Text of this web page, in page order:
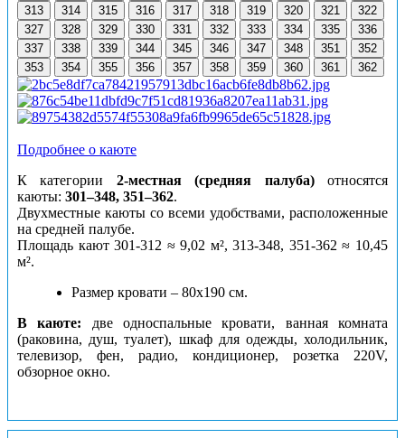
313
314 315 316 317 318 319 320 321
322
327
328 329 330 331 332 333 334 335
336
337
338 339 344 345 346 347 348 351
352
353
354 355 356 357 358 359 360 361 362
Подробнее о каюте
К категории 2-местная (средняя палуба)
относятся
каюты: 301–348, 351–362.
Двухместные каюты со всеми удобствами, расположенные
на средней палубе.
Площадь кают 301-312 ≈ 9,02 м², 313-348, 351-362 ≈ 10,45
м².
Размер кровати – 80х190 см.
В каюте: две односпальные кровати, ванная комната
(раковина, душ, туалет), шкаф для одежды, холодильник,
телевизор, фен, радио, кондиционер, розетка 220V,
обзорное окно.